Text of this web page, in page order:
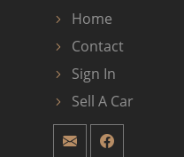
Home
Contact
Sign In
Sell A Car